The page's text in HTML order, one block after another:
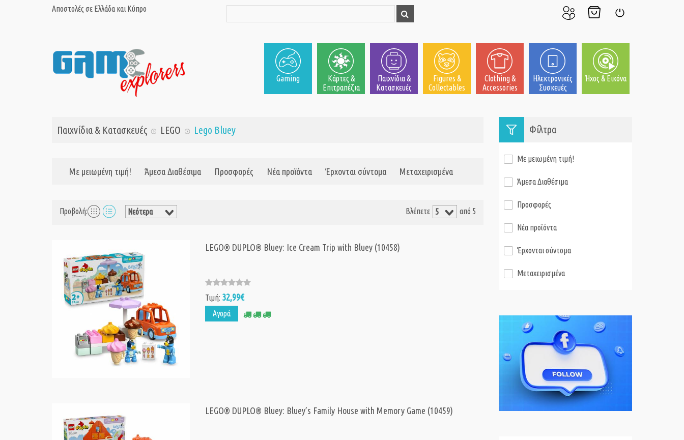
Αποστολές σε Ελλάδα και Κύπρο
μου
Gaming
Κάρτες &
Επιτραπέζια
Παιχνίδια &
Κατασκευές
Figures &
Collectables
Clothing &
Accessories
Ηλεκτρονικές
Συσκευές
Ήχος & Εικόνα
Παιχνίδια & Κατασκευές LEGO Lego Bluey
Με μειωμένη τιμή! Άμεσα Διαθέσιμα Προσφορές Νέα προϊόντα Έρχονται σύντομα Μεταχειρισμένα
Προβολή: Βλέπετε από 5
LEGO® DUPLO® Bluey: Ice Cream Trip with Bluey (10458)
Τιμή: 32,99€
Αγορά
LEGO® DUPLO® Bluey: Bluey’s Family House with Memory Game (10459)
Φίλτρα
Με μειωμένη τιμή!
Άμεσα Διαθέσιμα
Προσφορές
Νέα προϊόντα
Έρχονται σύντομα
Μεταχειρισμένα